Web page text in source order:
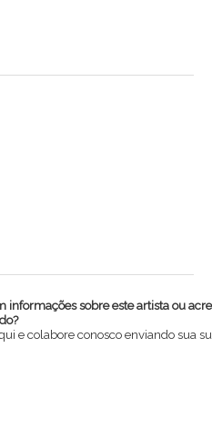
informações sobre este artista ou
e colabore conosco enviando sua